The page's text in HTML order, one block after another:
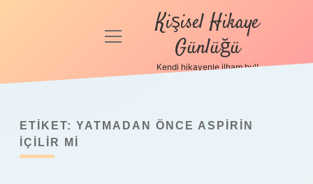
Anasayfa
Politikası
Yasal Uyarı
menüyü
Kişisel Hikaye
Günlüğü
Kendi hikayenle ilham bul!
ETIKET: YATMADAN ÖNCE ASPIRIN
IÇILIR MI